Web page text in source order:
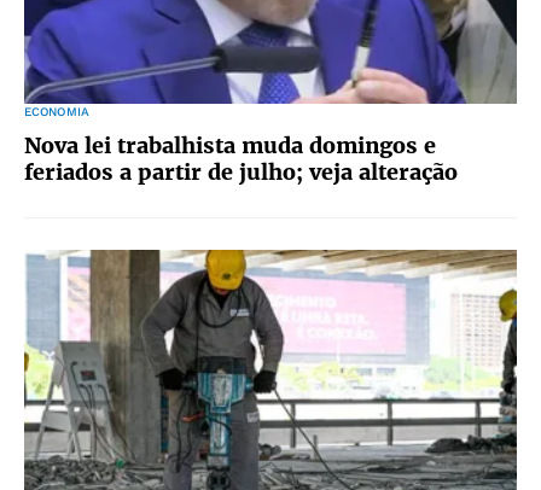
ECONOMIA
Nova lei trabalhista muda domingos e
feriados a partir de julho; veja alteração